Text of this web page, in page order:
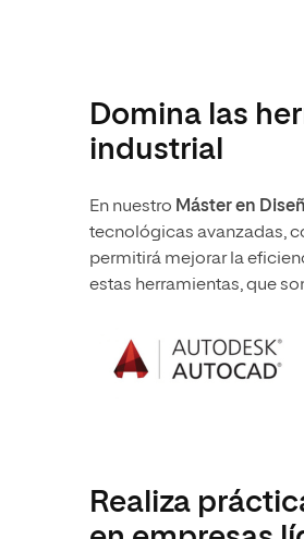
Domina las
industrial
En nuestro Máster en
tecnológicas avanzadas,
permitirá mejorar la
estas herramientas, que
Realiza